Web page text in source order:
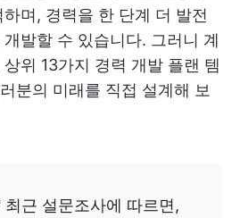
며, 경력을 한 단계 더 발전
발할 수 있습니다. 그러니 계
위 13가지 경력 개발 플랜 템
분의 미래를 직접 설계해 보
최근 설문조사에 따르면,